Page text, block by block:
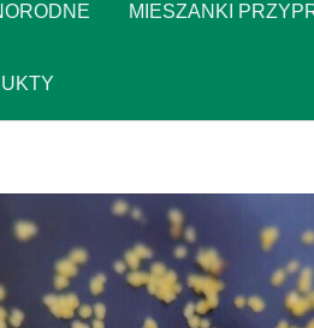
MIESZANKI